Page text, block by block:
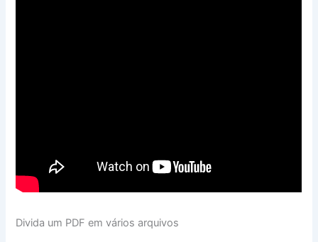
Divida um PDF em vários arquivos